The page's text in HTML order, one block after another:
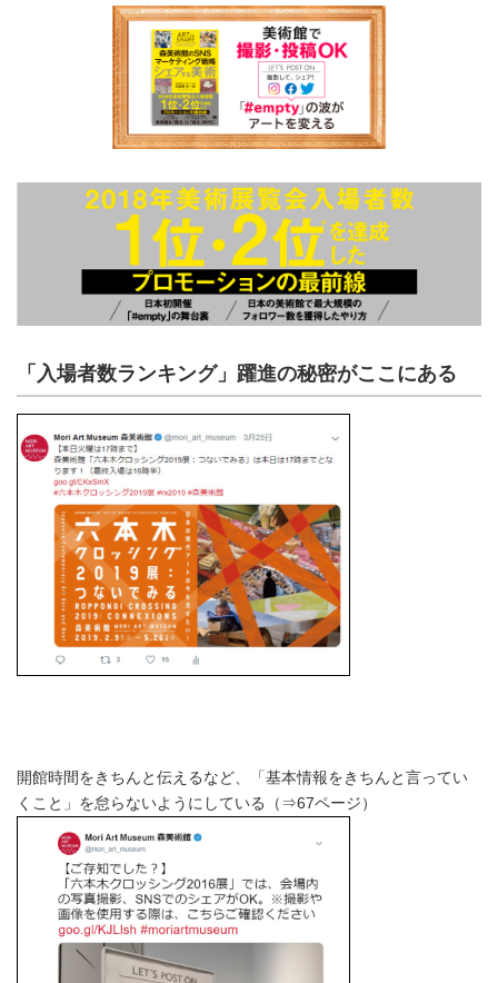
「入場者数ランキング」躍進の秘密がここにある
開館時間をきちんと伝えるなど、「基本情報をきちんと言ってい
くこと」を怠らないようにしている（⇒67ページ）